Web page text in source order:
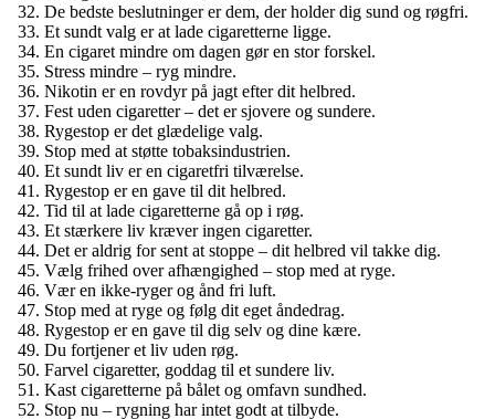
De bedste beslutninger er dem, der holder dig sund og røgfri.
Et sundt valg er at lade cigaretterne ligge.
En cigaret mindre om dagen gør en stor forskel.
Stress mindre – ryg mindre.
Nikotin er en rovdyr på jagt efter dit helbred.
Fest uden cigaretter – det er sjovere og sundere.
Rygestop er det glædelige valg.
Stop med at støtte tobaksindustrien.
Et sundt liv er en cigaretfri tilværelse.
Rygestop er en gave til dit helbred.
Tid til at lade cigaretterne gå op i røg.
Et stærkere liv kræver ingen cigaretter.
Det er aldrig for sent at stoppe – dit helbred vil takke dig.
Vælg frihed over afhængighed – stop med at ryge.
Vær en ikke-ryger og ånd fri luft.
Stop med at ryge og følg dit eget åndedrag.
Rygestop er en gave til dig selv og dine kære.
Du fortjener et liv uden røg.
Farvel cigaretter, goddag til et sundere liv.
Kast cigaretterne på bålet og omfavn sundhed.
Stop nu – rygning har intet godt at tilbyde.